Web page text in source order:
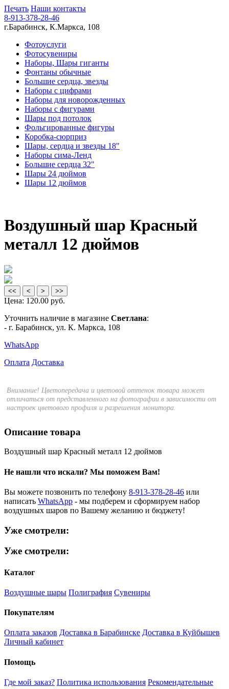
Печать Наши контакты
8-913-378-28-46
г.Барабинск, К.Маркса, 108
Фотоуслуги
Фотосувениры
Наборы, Шары гиганты
Фонтаны обычные
Большие сердца, звезды
Наборы с цифрами
Наборы для новорожденных
Наборы с фигурами
Шары под потолок
Фольгированные фигуры
Коробка-сюрприз
Шары, сердца и звезды 18"
Наборы сима-Ленд
Большие сердца 32"
Шары 24 дюймов
Шары 12 дюймов
Воздушный шар Красный
металл 12 дюймов
<< < > >>
Цена: 120.00 руб.
Уточнить наличие в магазине Светлана:
- г. Барабинск, ул. К. Маркса, 108
WhatsApp
Оплата Доставка
Внимание! Цветопередача и цветовой оттенок товара может
отличаться от представленного на фотографии в зависимости от
настроек цветового профиля и разрешения монитора.
Описание товара
Воздушный шар Красный металл 12 дюймов
Не нашли что искали? Мы поможем Вам!
Вы можете позвонить по телефону 8-913-378-28-46 или
написать WhatsApp - мы подберем и сформируем набор
воздушных шаров по Вашему желанию и бюджету!
Уже смотрели:
Уже смотрели:
Каталог
Воздушные шары Полиграфия Сувениры
Покупателям
Оплата заказов Доставка в Барабинске Доставка в Куйбышев
Личный кабинет
Помощь
Где мой заказ? Политика использования Рекомендательные